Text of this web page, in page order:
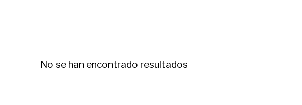
No se han encontrado resultados